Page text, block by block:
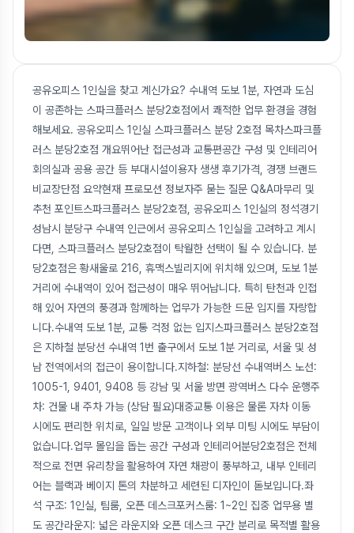
공유오피스 1인실을 찾고 계신가요? 수내역 도보 1분, 자연과 도심
이 공존하는 스파크플러스 분당2호점에서 쾌적한 업무 환경을 경험
해보세요. 공유오피스 1인실 스파크플러스 분당 2호점 목차스파크플
러스 분당2호점 개요뛰어난 접근성과 교통편공간 구성 및 인테리어
회의실과 공용 공간 등 부대시설이용자 생생 후기가격, 경쟁 브랜드
비교장단점 요약현재 프로모션 정보자주 묻는 질문 Q&A마무리 및
추천 포인트스파크플러스 분당2호점, 공유오피스 1인실의 정석경기
성남시 분당구 수내역 인근에서 공유오피스 1인실을 고려하고 계시
다면, 스파크플러스 분당2호점이 탁월한 선택이 될 수 있습니다. 분
당2호점은 황새울로 216, 휴맥스빌리지에 위치해 있으며, 도보 1분
거리에 수내역이 있어 접근성이 매우 뛰어납니다. 특히 탄천과 인접
해 있어 자연의 풍경과 함께하는 업무가 가능한 드문 입지를 자랑합
니다.수내역 도보 1분, 교통 걱정 없는 입지스파크플러스 분당2호점
은 지하철 분당선 수내역 1번 출구에서 도보 1분 거리로, 서울 및 성
남 전역에서의 접근이 용이합니다.지하철: 분당선 수내역버스 노선:
1005-1, 9401, 9408 등 강남 및 서울 방면 광역버스 다수 운행주
차: 건물 내 주차 가능 (상담 필요)대중교통 이용은 물론 자차 이동
시에도 편리한 위치로, 일일 방문 고객이나 외부 미팅 시에도 부담이
없습니다.업무 몰입을 돕는 공간 구성과 인테리어분당2호점은 전체
적으로 전면 유리창을 활용하여 자연 채광이 풍부하고, 내부 인테리
어는 블랙과 베이지 톤의 차분하고 세련된 디자인이 돋보입니다.좌
석 구조: 1인실, 팀룸, 오픈 데스크포커스룸: 1~2인 집중 업무용 별
도 공간라운지: 넓은 라운지와 오픈 데스크 구간 분리로 목적별 활용